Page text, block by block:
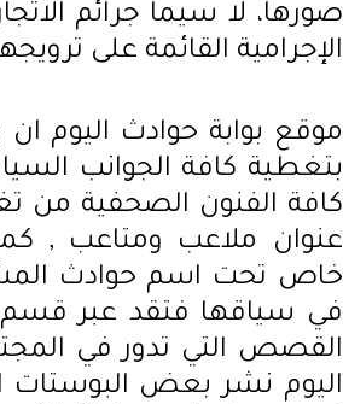
صورها، لا سيما جرائم
الإجرامية القائمة على
موقع بوابة حوادث اليوم
بتغطية كافة الجوانب
كافة الفنون الصحفية
عنوان ملاعب ومتاعب ,
خاص تحت اسم حوادث
في سياقها فتقد عبر قسم
القصص التي تدور في
اليوم نشر بعض البوستات